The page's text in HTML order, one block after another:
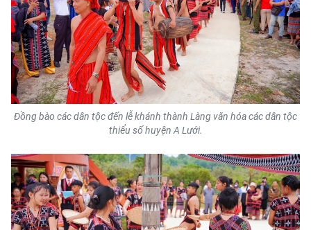
Đồng bào các dân tộc đến lễ khánh thành Làng văn hóa các dân tộc
thiểu số huyện A Lưới.